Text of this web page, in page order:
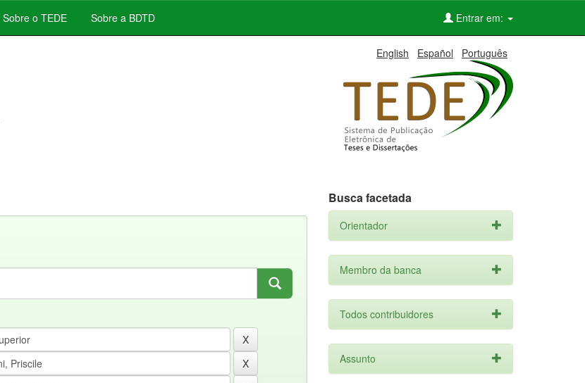
Sobre o TEDE Sobre a BDTD Entrar em:
English Español Português
Busca facetada
Orientador
Membro da banca
Todos contribuidores
Assunto